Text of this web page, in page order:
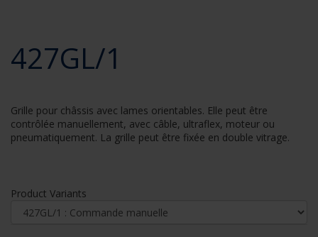
427GL/1
Grille pour châssis avec lames orientables. Elle peut être
contrôlée manuellement, avec câble, ultraflex, moteur ou
pneumatiquement. La grille peut être fixée en double vitrage.
Product Variants